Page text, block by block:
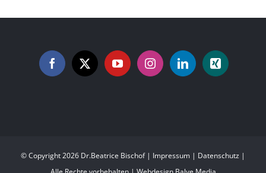
© Copyright2026 Dr.Beatrice Bischof | Impressum | Datenschutz |